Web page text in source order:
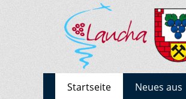
Gymnasium des
Erstes
Inhalt:
Startseite Neues aus